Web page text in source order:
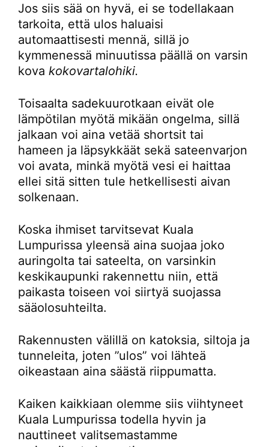
Jos siis sää on hyvä, ei se todellakaan
tarkoita, että ulos haluaisi
automaattisesti mennä, sillä jo
kymmenessä minuutissa päällä on varsin
kova kokovartalohiki.
Toisaalta sadekuurotkaan eivät ole
lämpötilan myötä mikään ongelma, sillä
jalkaan voi aina vetää shortsit tai
hameen ja läpsykkäät sekä sateenvarjon
voi avata, minkä myötä vesi ei haittaa
ellei sitä sitten tule hetkellisesti aivan
solkenaan.
Koska ihmiset tarvitsevat Kuala
Lumpurissa yleensä aina suojaa joko
auringolta tai sateelta, on varsinkin
keskikaupunki rakennettu niin, että
paikasta toiseen voi siirtyä suojassa
sääolosuhteilta.
Rakennusten välillä on katoksia, siltoja ja
tunneleita, joten ”ulos” voi lähteä
oikeastaan aina säästä riippumatta.
Kaiken kaikkiaan olemme siis viihtyneet
Kuala Lumpurissa todella hyvin ja
nauttineet valitsemastamme